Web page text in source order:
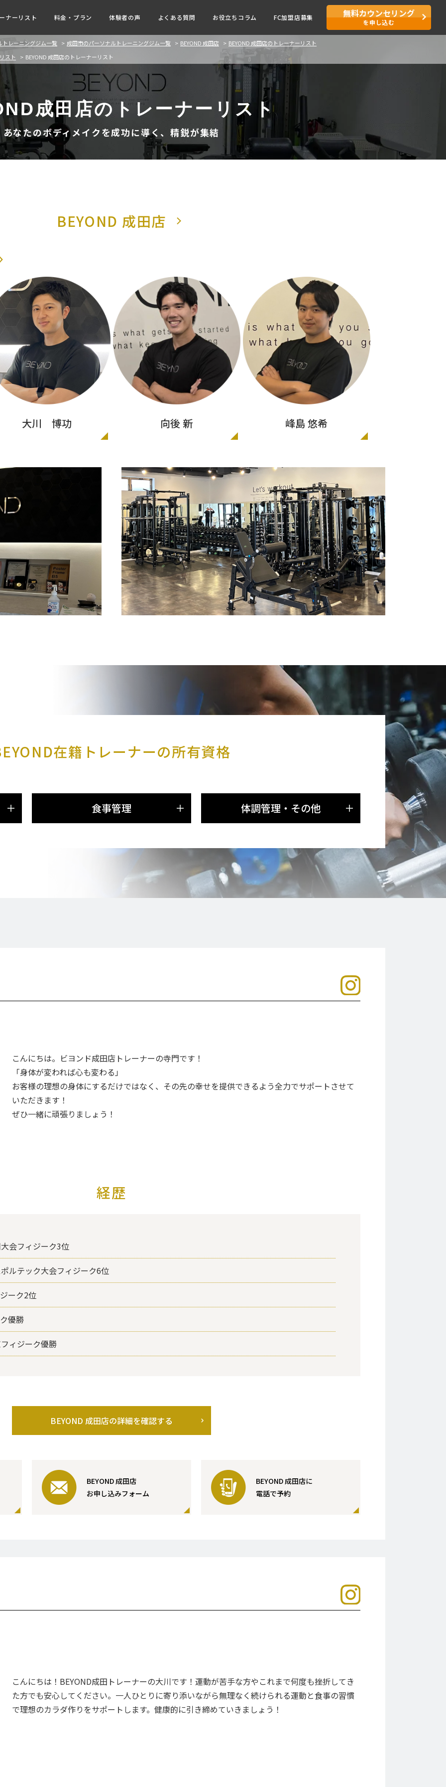
無料カウンセリング
を申し込む
ナーリスト 料金・プラン 体験者の声 よくある質問 お役立ちコラム FC加盟店募集
トレーニングジム一覧 成田市のパーソナルトレーニングジム一覧 BEYOND 成田店
BEYOND 成田店のトレーナーリスト
スト BEYOND 成田店のトレーナーリスト
成田店のトレーナーリスト
あなたのボディメイクを成功に導く、精鋭が集結
BEYOND 成田店
大川 博功 向後 新 峰島 悠希
在籍トレーナーの所有資格
食事管理 体調管理・その他
こんにちは。ビヨンド成田店トレーナーの寺門です！
「身体が変われば心も変わる」
お客様の理想の身体にするだけではなく、その先の幸せを提供できるよう全力でサポートさせて
いただきます！
ぜひ一緒に頑張りましょう！
経歴
会フィジーク3位
ルテック大会フィジーク6位
ーク2位
優勝
ィジーク優勝
BEYOND 成田店の詳細を確認する
BEYOND 成田店
お申し込みフォーム
BEYOND 成田店に
電話で予約
こんにちは！BEYOND成田トレーナーの大川です！運動が苦手な方やこれまで何度も挫折してき
た方でも安心してください。一人ひとりに寄り添いながら無理なく続けられる運動と食事の習慣
で理想のカラダ作りをサポートします。健康的に引き締めていきましょう！